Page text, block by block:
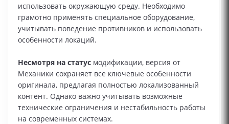
использовать окружающую среду. Необходимо
грамотно применять специальное оборудование,
учитывать поведение противников и использовать
особенности локаций.
Несмотря на статус модификации, версия от
Механики сохраняет все ключевые особенности
оригинала, предлагая полностью локализованный
контент. Однако важно учитывать возможные
технические ограничения и нестабильность работы
на современных системах.